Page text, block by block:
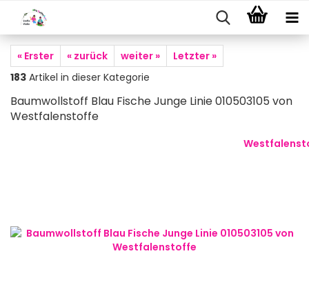
« Erster « zurück weiter »
Letzter »
183 Artikel in dieser Kategorie
Baumwollstoff Blau Fische Junge Linie 010503105 von
Westfalenstoffe